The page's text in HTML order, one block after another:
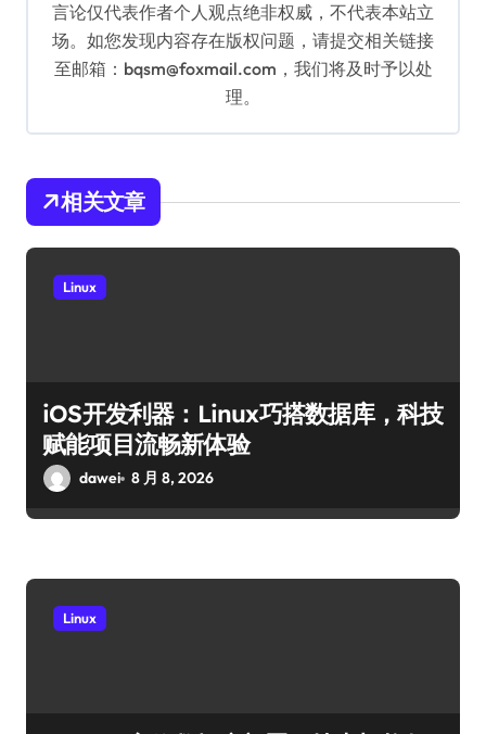
言论仅代表作者个人观点绝非权威，不代表本站立
场。如您发现内容存在版权问题，请提交相关链接
至邮箱：bqsm@foxmail.com，我们将及时予以处
理。
相关文章
Linux
iOS开发利器：Linux巧搭数据库，科技
赋能项目流畅新体验
dawei 8 月 8, 2026
Linux